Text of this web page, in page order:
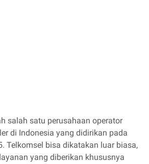
salah satu perusahaan operator
di Indonesia yang didirikan pada
Telkomsel bisa dikatakan luar biasa,
yang diberikan khususnya